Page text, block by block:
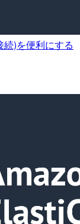
)を便利にする